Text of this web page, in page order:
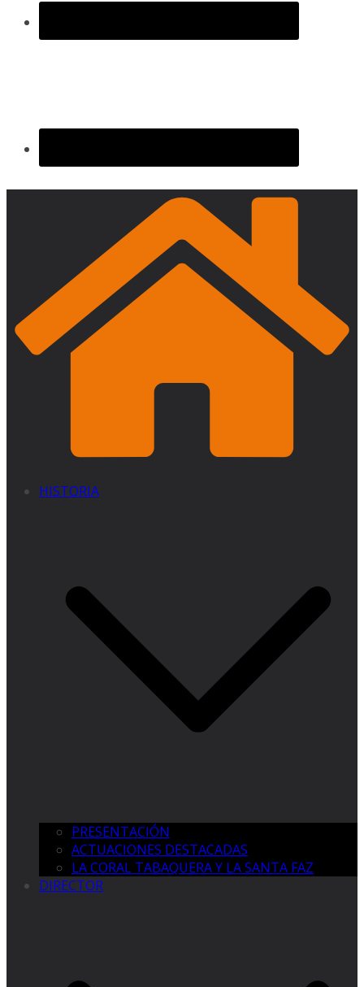
HISTORIA
PRESENTACIÓN
ACTUACIONES DESTACADAS
LA CORAL TABAQUERA Y LA SANTA FAZ
DIRECTOR